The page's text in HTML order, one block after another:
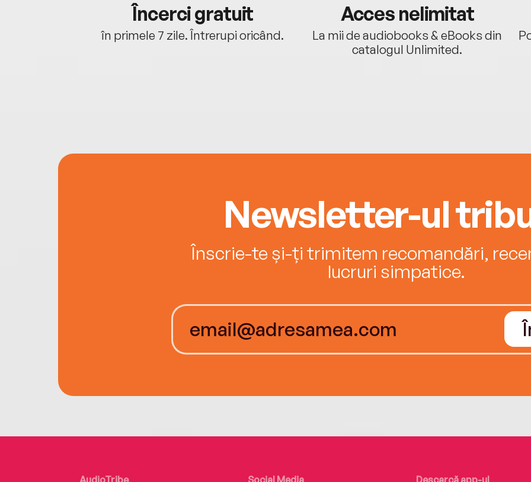
Încerci gratuit
în primele 7 zile. Întrerupi oricând.
Acces nelimitat
La mii de audiobooks & eBooks din
catalogul Unlimited.
Newsletter-ul
Înscrie-te și-ți trimitem recomandări,
lucruri simpatice.